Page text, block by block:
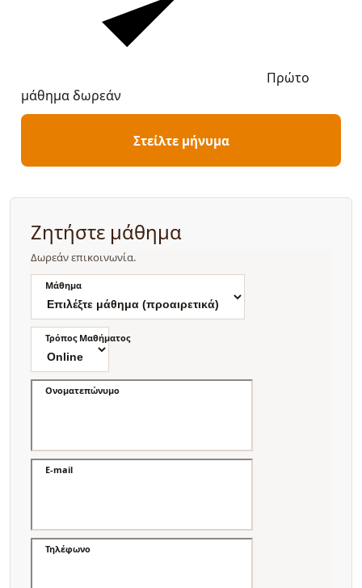
Πρώτο
μάθημα δωρεάν
Στείλτε μήνυμα
Ζητήστε μάθημα
Δωρεάν επικοινωνία.
Μάθημα
Τρόπος Μαθήματος
Ονοματεπώνυμο
E-mail
Τηλέφωνο